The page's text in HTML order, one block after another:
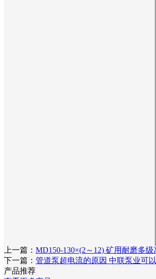
上一篇： MD150-130×(2～12) 矿用耐磨多
下一篇： 管道泵超电流的原因 中联泵业可
产品推荐